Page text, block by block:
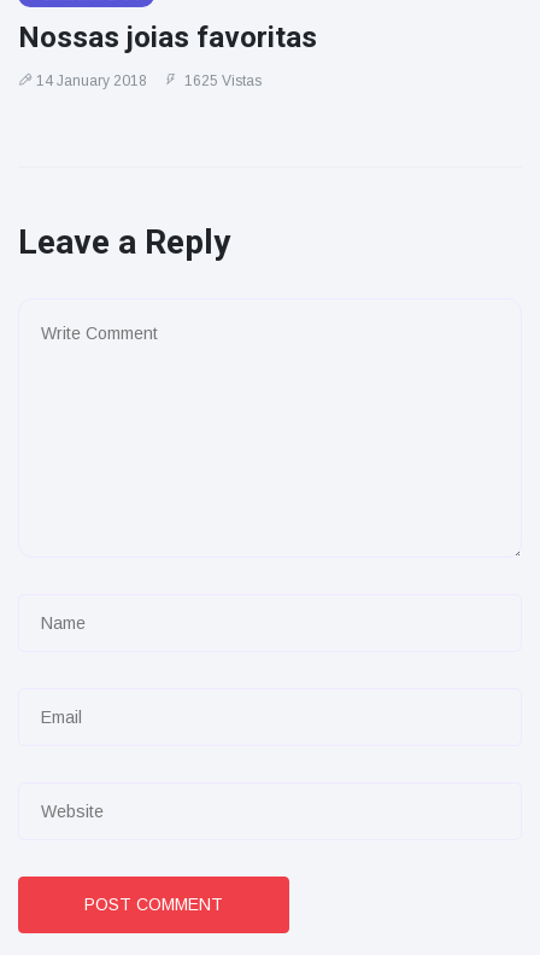
Nossas joias favoritas
14 January 2018 1625 Vistas
Leave a Reply
POST COMMENT